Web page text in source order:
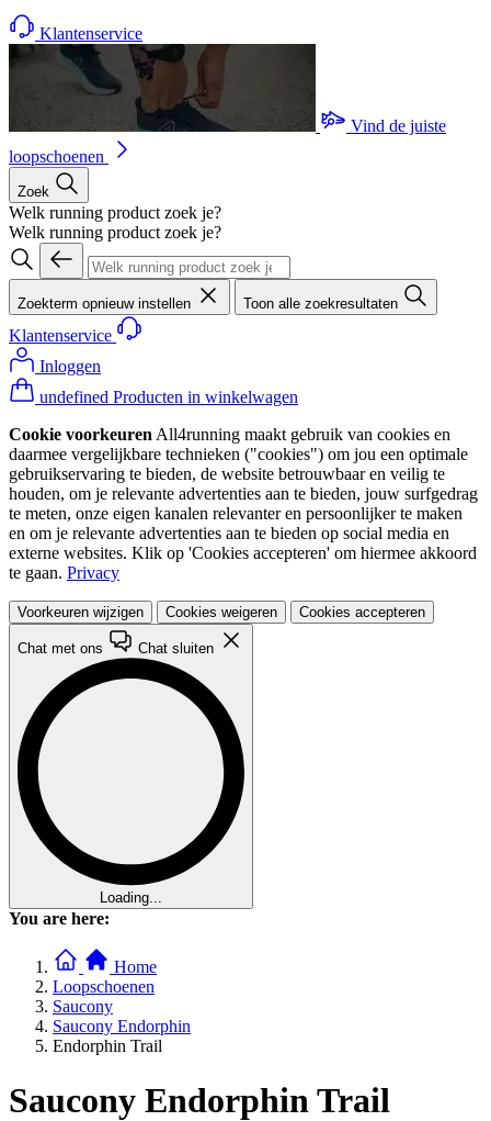
Klantenservice
Vind de juiste
loopschoenen
Zoek
Welk running product zoek je?
Welk running product zoek je?
Zoekterm opnieuw instellen Toon alle zoekresultaten
Klantenservice
Inloggen
undefined Producten in winkelwagen
Cookie voorkeuren All4running maakt gebruik van cookies en
daarmee vergelijkbare technieken ("cookies") om jou een optimale
gebruikservaring te bieden, de website betrouwbaar en veilig te
houden, om je relevante advertenties aan te bieden, jouw surfgedrag
te meten, onze eigen kanalen relevanter en persoonlijker te maken
en om je relevante advertenties aan te bieden op social media en
externe websites. Klik op 'Cookies accepteren' om hiermee akkoord
te gaan. Privacy
Voorkeuren wijzigen Cookies weigeren Cookies accepteren
Chat met ons Chat sluiten
Loading...
You are here:
Home
Loopschoenen
Saucony
Saucony Endorphin
Endorphin Trail
Saucony Endorphin Trail